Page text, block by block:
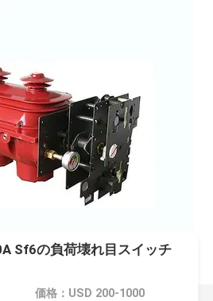
Sf6の負荷壊れ目スイッチ
価格：USD 200-1000